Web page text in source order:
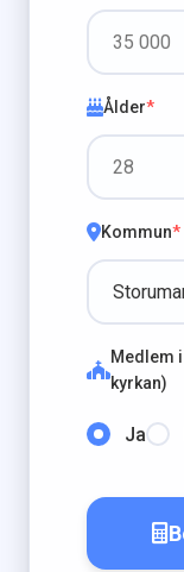
Ålder*
Kommun*
Medlem
kyrkan)
Ja